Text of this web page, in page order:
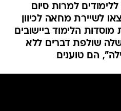
למרות סיום
לשיירת מחאה לכיוון
הלימוד ביישובים
שולפת דברים ללא
הם טוענים